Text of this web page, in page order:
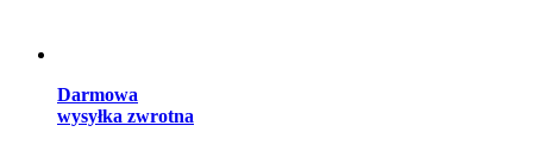
Darmowa
wysyłka zwrotna